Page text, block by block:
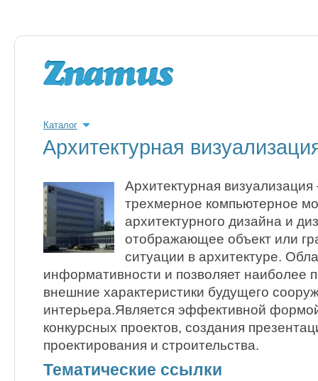
Каталог
Архитектурная
Архитектурная
трехмерное компьютерное
архитектурного дизайна и
отображающее объект или
ситуации в архитектуре.
информативности и позволяет наиболее
внешние характеристики будущего
интерьера.Является эффективной
конкурсных проектов, создания
проектирования и строительства.
Тематические ссылки